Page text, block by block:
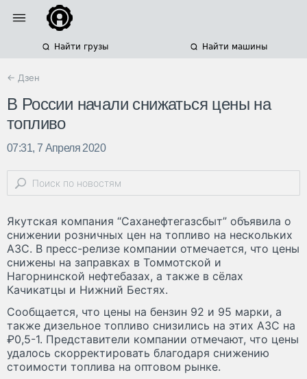
Найти грузы Найти машины
← Дзен
В России начали снижаться цены на
топливо
07:31, 7 Апреля 2020
Якутская компания “Саханефтегазсбыт” объявила о
снижении розничных цен на топливо на нескольких
АЗС. В пресс-релизе компании отмечается, что цены
снижены на заправках в Томмотской и
Нагорнинской нефтебазах, а также в сёлах
Качикатцы и Нижний Бестях.
Сообщается, что цены на бензин 92 и 95 марки, а
также дизельное топливо снизились на этих АЗС на
₽0,5-1. Представители компании отмечают, что цены
удалось скорректировать благодаря снижению
стоимости топлива на оптовом рынке.